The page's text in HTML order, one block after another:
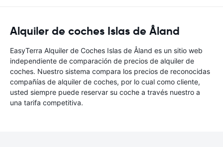
Alquiler de coches Islas de Åland
EasyTerra Alquiler de Coches Islas de Åland es un sitio web
independiente de comparación de precios de alquiler de
coches. Nuestro sistema compara los precios de reconocidas
compañías de alquiler de coches, por lo cual como cliente,
usted siempre puede reservar su coche a través nuestro a
una tarifa competitiva.